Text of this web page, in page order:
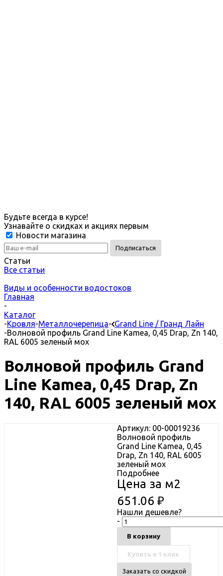
Будьте всегда в курсе!
Узнавайте о скидках и акциях первым
Новости магазина
Статьи
Все статьи
Виды и особенности водостоков
Главная
-
Каталог
-Кровля-Металлочерепица- Grand Line / Гранд Лайн
-Волновой профиль Grand Line Kamea, 0,45 Drap, Zn 140,
RAL 6005 зеленый мох
Волновой профиль Grand
Line Kamea, 0,45 Drap, Zn
140, RAL 6005 зеленый мох
Артикул: 00-00019236
Волновой профиль
Grand Line Kamea, 0,45
Drap, Zn 140, RAL 6005
зеленый мох
Подробнее
Цена за м2
651.06 ₽
Нашли дешевле?
-
В корзину
Купить в 1 клик
Заказать со скидкой